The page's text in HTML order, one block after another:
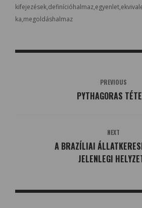
kifejezések definícióhalmaz egyenlet
ka megoldáshalmaz
PREVIOUS
PYTHAGORAS
NEXT
A BRAZÍLIAI
JELENLEGI